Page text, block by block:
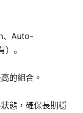
、Auto-
。
的組合。
態，確保長期穩